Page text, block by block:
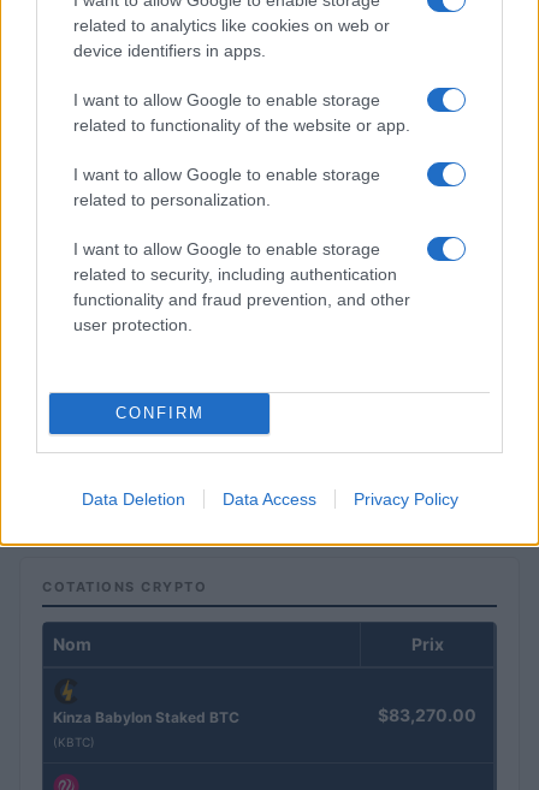
related to analytics like cookies on web or
device identifiers in apps.
I want to allow Google to enable storage
related to functionality of the website or app.
I want to allow Google to enable storage
related to personalization.
I want to allow Google to enable storage
related to security, including authentication
functionality and fraud prevention, and other
user protection.
CONFIRM
Data Deletion Data Access Privacy Policy
Bourses européennes : l’impact des négociations sur le détroit
d’Ormuz
NEWS
Brent chute de 8,46% : les matières premières corrigent
Juliette Bernard · 4 Août 2026
COTATIONS CRYPTO
Nom Prix
Kinza Babylon Staked BTC
(KBTC)
$83,270.00